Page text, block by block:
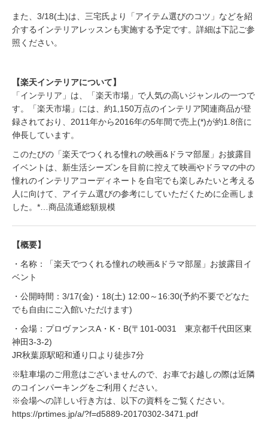
また、3/18(土)は、三宅氏より「アイテム選びのコツ」などを紹
介するインテリアレッスンも実施する予定です。詳細は下記ご参
照ください。
【楽天インテリアについて】
「インテリア」は、「楽天市場」で人気の高いジャンルの一つで
す。「楽天市場」には、約1,150万点のインテリア関連商品が登
録されており、2011年から2016年の5年間で売上(*)が約1.8倍に
伸長しています。
このたびの「楽天でつくれる憧れの映画&ドラマ部屋」お披露目
イベントは、新生活シーズンを目前に控えて映画やドラマの中の
憧れのインテリアコーディネートを自宅でも楽しみたいと考える
人に向けて、アイテム選びの参考にしていただくために企画しま
した。*…商品流通総額規模
【概要】
・名称：「楽天でつくれる憧れの映画&ドラマ部屋」お披露目イ
ベント
・公開時間：3/17(金)・18(土) 12:00～16:30(予約不要でどなた
でも自由にご入館いただけます)
・会場：プロヴァンスA・K・B(〒101-0031 東京都千代田区東
神田3-3-2)
JR秋葉原駅昭和通り口より徒歩7分
※駐車場のご用意はございませんので、お車でお越しの際は近隣
のコインパーキングをご利用ください。
※会場への詳しい行き方は、以下の資料をご覧ください。
https://prtimes.jp/a/?f=d5889-20170302-3471.pdf